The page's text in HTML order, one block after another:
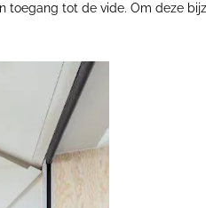
toegang tot de vide. Om deze